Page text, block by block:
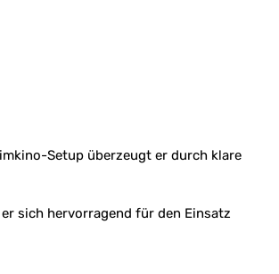
Setup überzeugt er durch klare
sich hervorragend für den Einsatz